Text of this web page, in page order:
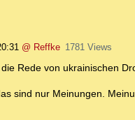
@ Reffke 1781 Views
Rede von ukrainischen
sind nur Meinungen.